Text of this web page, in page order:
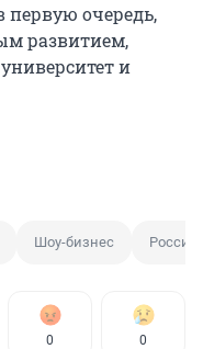
первую очередь,
развитием,
и
Шоу-бизнес
0 0